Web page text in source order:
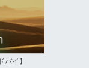
バイ】